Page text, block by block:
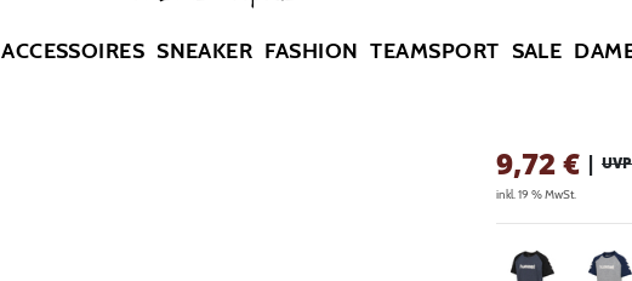
ACCESSOIRES SNEAKER FASHION TEAMSPORT SALE
9,72€ |
inkl. 19 % MwSt.